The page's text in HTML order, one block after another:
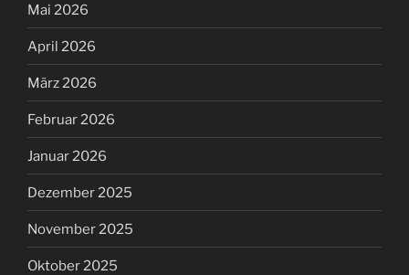
Mai 2026
April 2026
März 2026
Februar 2026
Januar 2026
Dezember 2025
November 2025
Oktober 2025